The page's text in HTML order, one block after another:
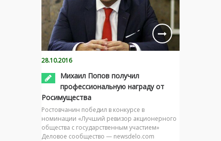
28.10.2016
Михаил Попов получил
профессиональную награду от
Росимущества
Ростовчанин победил в конкурсе в
номинации «Лучший ревизор акционерного
общества с государственным участием»
Деловое сообщество — newsdelo.com